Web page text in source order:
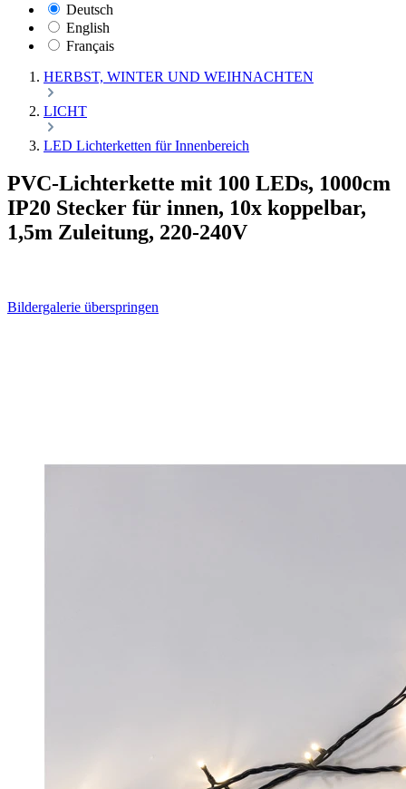
Deutsch
English
Français
HERBST, WINTER UND WEIHNACHTEN
LICHT
LED Lichterketten für Innenbereich
PVC-Lichterkette mit 100 LEDs, 1000cm
IP20 Stecker für innen, 10x koppelbar,
1,5m Zuleitung, 220-240V
Bildergalerie überspringen